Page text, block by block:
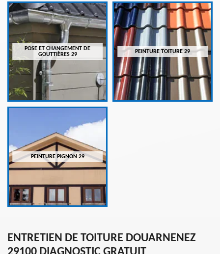
POSE ET CHANGEMENT DE
GOUTTIÈRES 29
PEINTURE TOITURE 29
PEINTURE PIGNON 29
ENTRETIEN DE TOITURE DOUARNENEZ